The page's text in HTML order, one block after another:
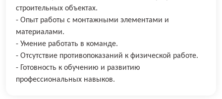
строительных объектах.
- Опыт работы с монтажными элементами и
материалами.
- Умение работать в команде.
- Отсутствие противопоказаний к физической работе.
- Готовность к обучению и развитию
профессиональных навыков.